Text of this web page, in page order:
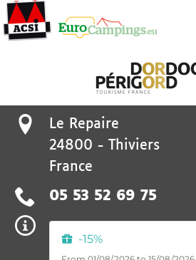
Le Repaire
24800 -
Thiviers
France
05 53 52 69 75